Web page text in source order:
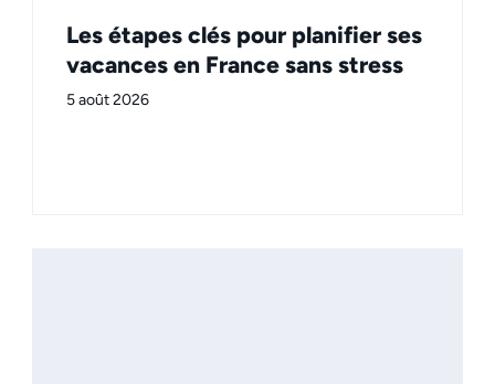
Les étapes clés pour planifier ses
vacances en France sans stress
5 août 2026